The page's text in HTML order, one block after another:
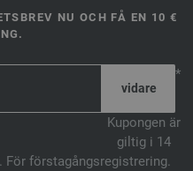
NU OCH FÅ EN 10 €
*
Kupongen är
giltig i 14
För förstagångsregistrering.